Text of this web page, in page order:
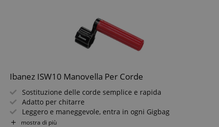
Ibanez ISW10 Manovella Per Corde
Sostituzione delle corde semplice e rapida
Adatto per chitarre
Leggero e maneggevole, entra in ogni Gigbag
Colore: Nero/Rosso
mostra di più